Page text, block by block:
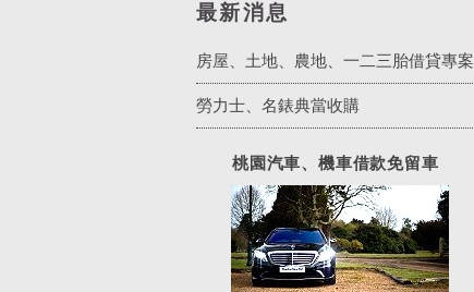
最新消息
房屋、土地、農地、一二三胎借貸專案
勞力士、名錶典當收購
桃園汽車、機車借款免留車